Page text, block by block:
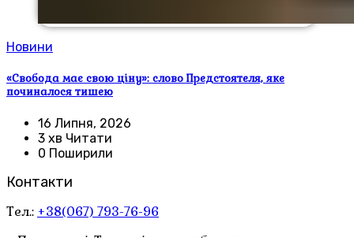
Новини
«Свобода має свою ціну»: слово Предстоятеля, яке
починалося тишею
16 Липня, 2026
3 хв Читати
0 Поширили
Контакти
Тел.: +38(067) 793-76-96